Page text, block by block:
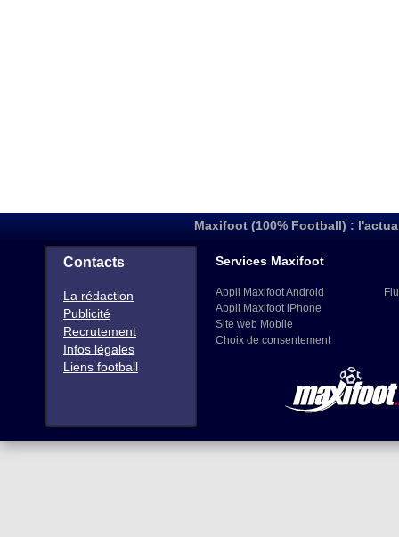
Maxifoot (100% Football) :
Contacts
La rédaction
Publicité
Recrutement
Infos légales
Liens football
Services Maxifoot
Appli Maxifoot Android
Appli Maxifoot iPhone
Site web Mobile
Choix de consentement